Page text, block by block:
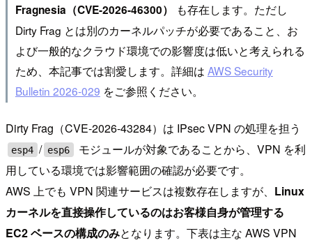
Fragnesia（CVE-2026-46300）
も存在します。ただし
Dirty Frag とは別のカーネルパッチが必要であること、お
よび一般的なクラウド環境での影響度は低いと考えられる
ため、本記事では割愛します。詳細は AWS Security
Bulletin 2026-029 をご参照ください。
Dirty Frag（CVE-2026-43284）は IPsec VPN の処理を担う
esp4 / esp6
モジュールが対象であることから、VPN を利
用している環境では影響範囲の確認が必要です。
AWS 上でも VPN 関連サービスは複数存在しますが、 Linux
カーネルを直接操作しているのはお客様自身が管理する
EC2 ベースの構成のみとなります。下表は主な AWS VPN